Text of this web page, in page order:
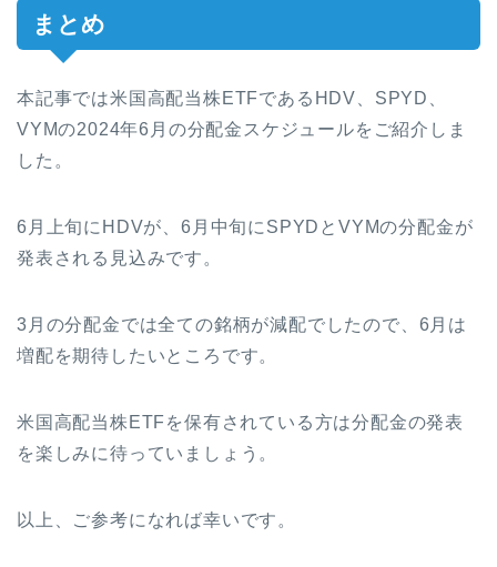
まとめ
本記事では米国高配当株ETFであるHDV、SPYD、
VYMの2024年6月の分配金スケジュールをご紹介しま
した。
6月上旬にHDVが、6月中旬にSPYDとVYMの分配金が
発表される見込みです。
3月の分配金では全ての銘柄が減配でしたので、6月は
増配を期待したいところです。
米国高配当株ETFを保有されている方は分配金の発表
を楽しみに待っていましょう。
以上、ご参考になれば幸いです。